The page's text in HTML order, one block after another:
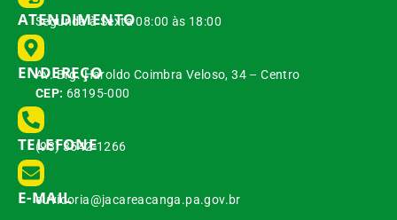
ATENDIMENTO
Segunda à Sexta 08:00 às 18:00
ENDEREÇO
Av. Brg. Haroldo Coimbra Veloso, 34 – Centro
CEP: 68195-000
TELEFONE
(93) 3542-1266
E-MAIL
ouvidoria@jacareacanga.pa.gov.br